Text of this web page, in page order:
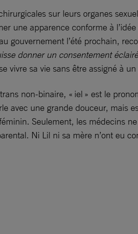
sur leurs organes
une apparence conforme à
gouvernement l’été prochain,
donner un consentement éclairé
vivre sa vie sans être assigné à
non-binaire, « iel » est le
avec une grande douceur, mais
Seulement, les médecins
Ni Lil ni sa mère n’ont eu